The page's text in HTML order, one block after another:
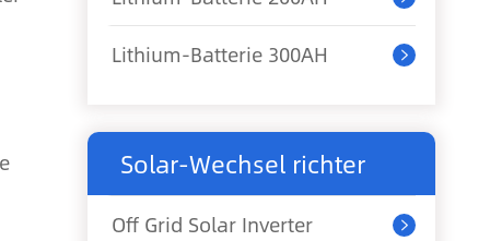
Lithium-Batterie 300AH 
Solar-Wechsel richter
Off Grid Solar Inverter 